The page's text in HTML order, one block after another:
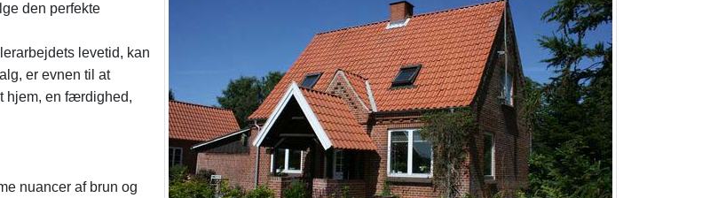
den perfekte
levetid, kan
er evnen til at
hjem, en færdighed,
nuancer af brun og